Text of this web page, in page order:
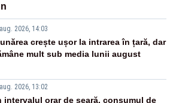
2026, 14:03
crește ușor la intrarea în țară, dar
mult sub media lunii august
2026, 13:02
intervalul orar de seară, consumul de